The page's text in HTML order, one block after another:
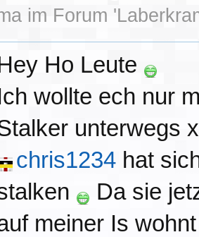
im Forum '
Ho Leute
wollte ech nur
unterwegs
chris1234 hat
Da sie
meiner Is